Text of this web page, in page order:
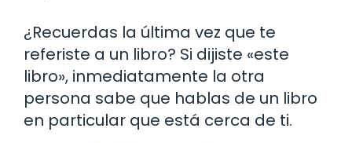
¿Recuerdas la última vez que te
referiste a un libro? Si dijiste «este
libro», inmediatamente la otra
persona sabe que hablas de un libro
en particular que está cerca de ti.